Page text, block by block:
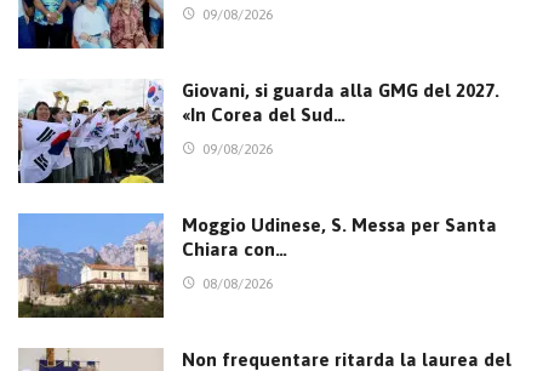
09/08/2026
Giovani, si guarda alla GMG del 2027.
«In Corea del Sud…
09/08/2026
Moggio Udinese, S. Messa per Santa
Chiara con…
08/08/2026
Non frequentare ritarda la laurea del